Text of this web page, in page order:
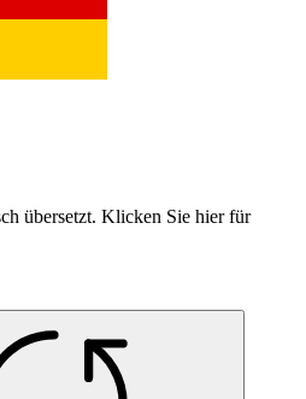
übersetzt. Klicken Sie hier für